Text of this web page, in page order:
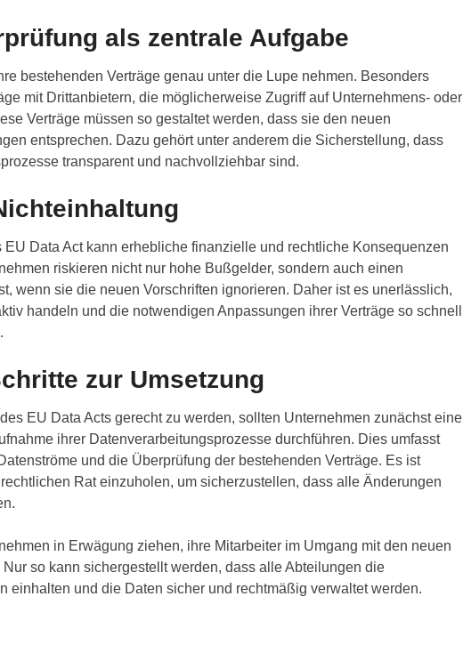
als zentrale Aufgabe
bestehenden Verträge genau unter die Lupe nehmen. Besonders
mit Drittanbietern, die möglicherweise Zugriff auf Unternehmens- oder
Verträge müssen so gestaltet werden, dass sie den neuen
entsprechen. Dazu gehört unter anderem die Sicherstellung, dass
transparent und nachvollziehbar sind.
Data Act kann erhebliche finanzielle und rechtliche Konsequenzen
riskieren nicht nur hohe Bußgelder, sondern auch einen
wenn sie die neuen Vorschriften ignorieren. Daher ist es unerlässlich,
handeln und die notwendigen Anpassungen ihrer Verträge so schnell
zur Umsetzung
EU Data Acts gerecht zu werden, sollten Unternehmen zunächst eine
ihrer Datenverarbeitungsprozesse durchführen. Dies umfasst
und die Überprüfung der bestehenden Verträge. Es ist
Rat einzuholen, um sicherzustellen, dass alle Änderungen
in Erwägung ziehen, ihre Mitarbeiter im Umgang mit den neuen
so kann sichergestellt werden, dass alle Abteilungen die
einhalten und die Daten sicher und rechtmäßig verwaltet werden.